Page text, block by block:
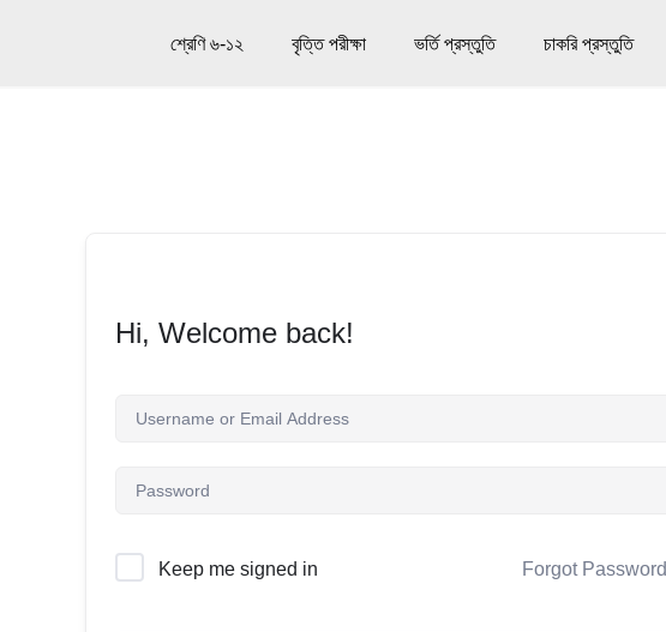
শ্রেণি ৬-১২ বৃত্তি পরীক্ষা ভর্তি প্রস্তুতি চাকরি প্রস্তুতি
Hi, Welcome back!
Keep me signed in Forgot